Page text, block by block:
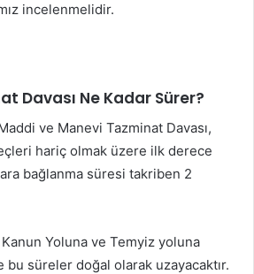
incelenmelidir.
Davası Ne Kadar Sürer?
ve Manevi Tazminat Davası,
hariç olmak üzere ilk derece
bağlanma süresi takriben 2
Yoluna ve Temyiz yoluna
bu süreler doğal olarak uzayacaktır.